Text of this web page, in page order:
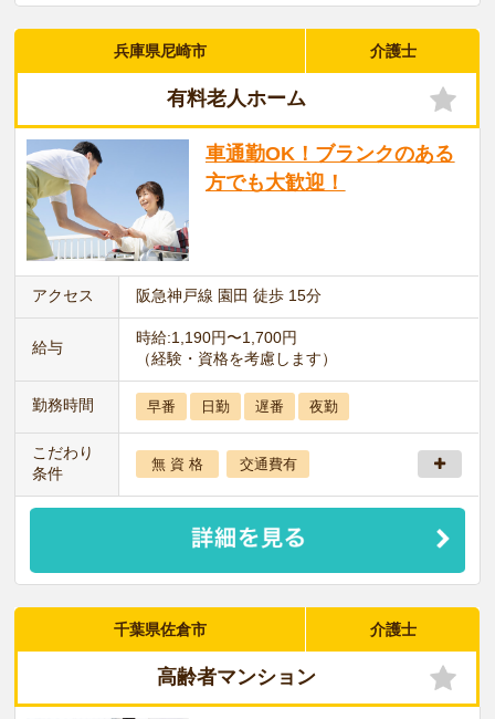
兵庫県尼崎市 介護士
有料老人ホーム
車通勤OK！ブランクのある
方でも大歓迎！
アクセス 阪急神戸線 園田 徒歩 15分
給与
時給:1,190円〜1,700円
（経験・資格を考慮します）
勤務時間 早番 日勤 遅番 夜勤
こだわり
条件
無 資 格 交通費有
千葉県佐倉市 介護士
高齢者マンション